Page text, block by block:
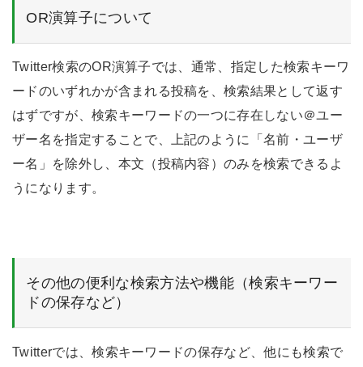
OR演算子について
Twitter検索のOR演算子では、通常、指定した検索キーワ
ードのいずれかが含まれる投稿を、検索結果として返す
はずですが、検索キーワードの一つに存在しない＠ユー
ザー名を指定することで、上記のように「名前・ユーザ
ー名」を除外し、本文（投稿内容）のみを検索できるよ
うになります。
その他の便利な検索方法や機能（検索キーワー
ドの保存など）
Twitterでは、検索キーワードの保存など、他にも検索で